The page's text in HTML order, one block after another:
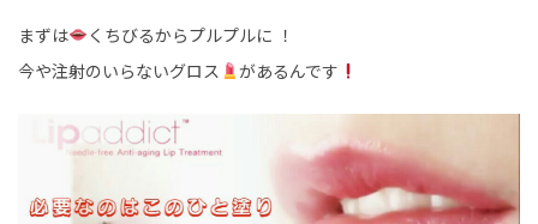
まずは
くちびるからプルプルに ！
今や注射のいらないグロス
があるんです